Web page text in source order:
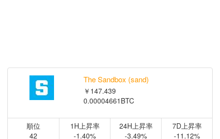
The Sandbox (sand)
￥147.439
0.00004661BTC
順位
42
1H上昇率
-1.40%
24H上昇率
-3.49%
7D上昇率
-11.12%